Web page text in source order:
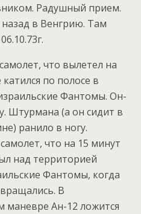
Радушный прием.
в Венгрию. Там
что вылетел на
по полосе в
Фантомы. Он-
Штурмана (а он сидит в
ранило в ногу.
что на 15 минут
над территорией
Фантомы, когда
В
маневре Ан-12 ложится